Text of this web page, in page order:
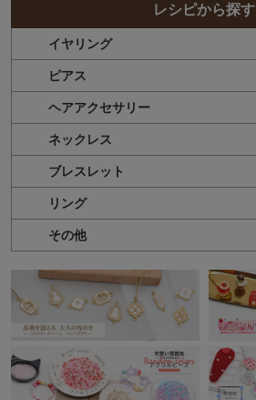
レシピから探す
イヤリング
ピアス
ヘアアクセサリー
ネックレス
ブレスレット
リング
その他